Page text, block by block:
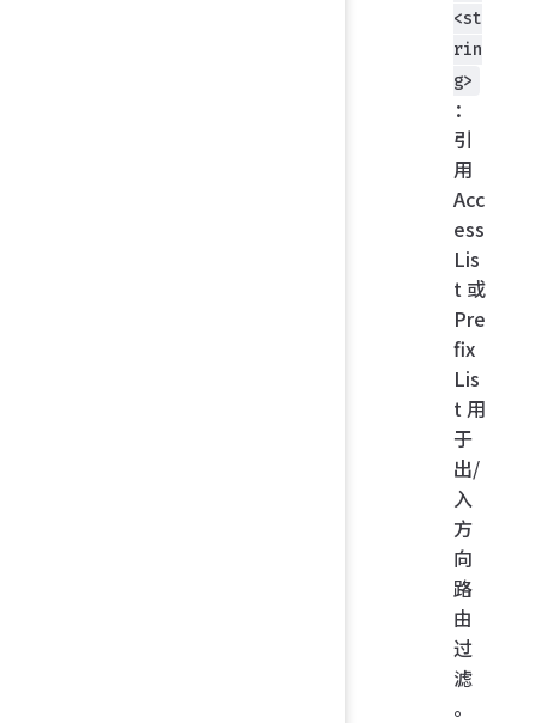
<st
rin
g>
：
引
用
Acc
ess
Lis
t 或
Pre
fix
Lis
t 用
于
出/
入
方
向
路
由
过
滤
。